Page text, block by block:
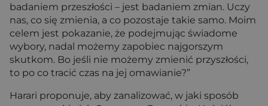
badaniem przeszłości – jest badaniem zmian. Uczy
nas, co się zmienia, a co pozostaje takie samo. Moim
celem jest pokazanie, że podejmując świadome
wybory, nadal możemy zapobiec najgorszym
skutkom. Bo jeśli nie możemy zmienić przyszłości,
to po co tracić czas na jej omawianie?”
Harari proponuje, aby zanalizować, w jaki sposób